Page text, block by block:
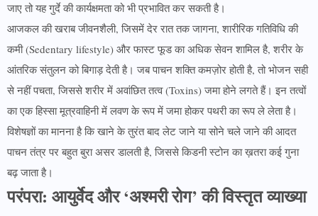
जाए तो यह गुर्दे की कार्यक्षमता को भी प्रभावित कर सकती है।
आजकल की खराब जीवनशैली, जिसमें देर रात तक जागना, शारीरिक गतिविधि की
कमी (Sedentary lifestyle) और फास्ट फूड का अधिक सेवन शामिल है, शरीर के
आंतरिक संतुलन को बिगाड़ देती है। जब पाचन शक्ति कमज़ोर होती है, तो भोजन सही
से नहीं पचता, जिससे शरीर में अवांछित तत्व (Toxins) जमा होने लगते हैं। इन तत्वों
का एक हिस्सा मूत्रवाहिनी में लवण के रूप में जमा होकर पथरी का रूप ले लेता है।
विशेषज्ञों का मानना है कि खाने के तुरंत बाद लेट जाने या सोने चले जाने की आदत
पाचन तंत्र पर बहुत बुरा असर डालती है, जिससे किडनी स्टोन का ख़तरा कई गुना
बढ़ जाता है।
परंपरा: आयुर्वेद और ‘अश्मरी रोग’ की विस्तृत व्याख्या